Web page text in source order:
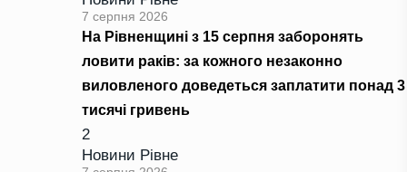
7 серпня 2026
На Рівненщині з 15 серпня заборонять
ловити раків: за кожного незаконно
виловленого доведеться заплатити понад 3
тисячі гривень
2
Новини Рівне